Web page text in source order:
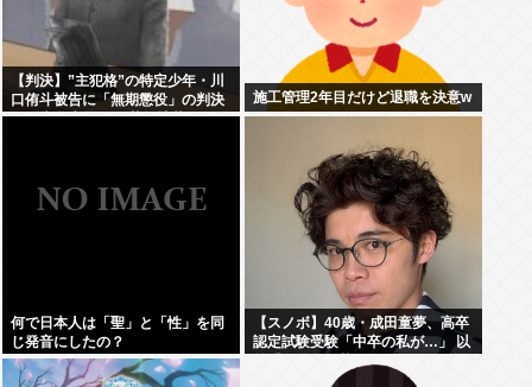
【判決】”主犯格”の特定少年・川
口侑斗被告に「無期懲役」の判決
江別大学生暴行死 札幌地裁
施工管理2年目だけど退職を決意w
何で日本人は「聖」と「性」を同
じ発音にしたの？
【スノボ】40歳・成田童夢、高卒
認定試験受験「中卒の私が…」 以
前「数学だけ落ちました」もAI採